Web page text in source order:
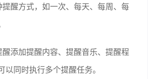
醒方式，如一次、每天、每周、每
添加提醒内容、提醒音乐、提醒程
以同时执行多个提醒任务。